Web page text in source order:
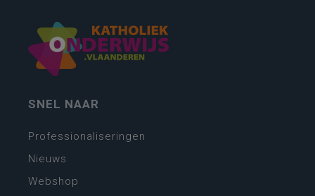
SNEL NAAR
Professionaliseringen
Nieuws
Webshop